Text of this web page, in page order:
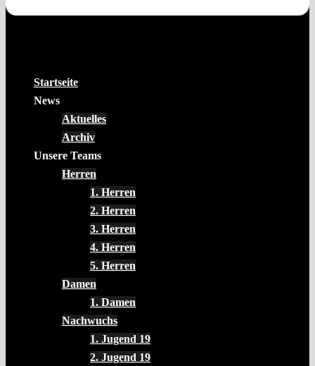
Startseite
News
Aktuelles
Archiv
Unsere Teams
Herren
1. Herren
2. Herren
3. Herren
4. Herren
5. Herren
Damen
1. Damen
Nachwuchs
1. Jugend 19
2. Jugend 19